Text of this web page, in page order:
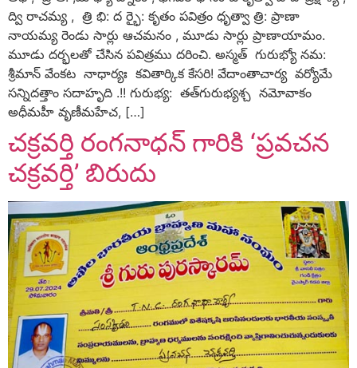
ద్వి రాచమ్య , త్రి భి: ద ర్భై: కృతం పవిత్రం ధృత్వా త్రి: ప్రాణా
నాయమ్య రెండు సార్లు ఆచమనం , మూడు సార్లు ప్రాణాయామం.
మూడు దర్భలతో చేసిన పవిత్రము దరించి. అస్మత్‌ గురుభ్యో నమ:
శ్రీమాన్‌ వేంకట నాధార్యః కవితార్కిక కేసరి! వేదాంతాచార్య వర్యోమే
సన్నిదత్తాం సదాహృది .!! గురుభ్య: తత్‌గురుభ్యశ్చ నమోవాకం
అధీమహీ వృణీమహేచ, […]
చక్రవర్తి రంగనాధన్‌ గారికి ‘ప్రవచన
చక్రవర్తి’ బిరుదు